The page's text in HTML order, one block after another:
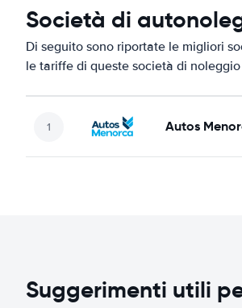
Società di
Di seguito sono riportate le migliori
le tariffe di queste società di
Autos
Suggerimenti utili